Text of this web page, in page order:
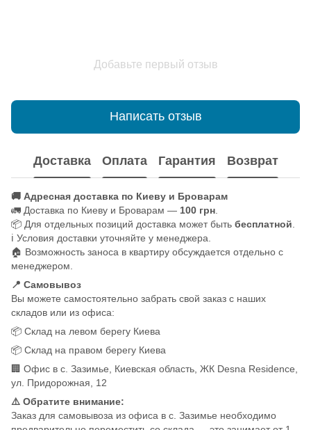
Добавьте первый отзыв
Написать отзыв
Доставка Оплата Гарантия Возврат
🚚 Адресная доставка по Киеву и Броварам
🚛 Доставка по Киеву и Броварам — 100 грн
📦 Для отдельных позиций доставка может быть бесплатной
ℹ️ Условия доставки уточняйте у менеджера.
🏠 Возможность заноса в квартиру обсуждается отдельно с
менеджером.
📍 Самовывоз
Вы можете самостоятельно забрать свой заказ с наших
складов или из офиса:
📦 Склад на левом берегу Киева
📦 Склад на правом берегу Киева
🏢 Офис в с. Зазимье, Киевская область, ЖК Desna Residence,
ул. Придорожная, 12
⚠️ Обратите внимание:
Заказ для самовывоза из офиса в с. Зазимье необходимо